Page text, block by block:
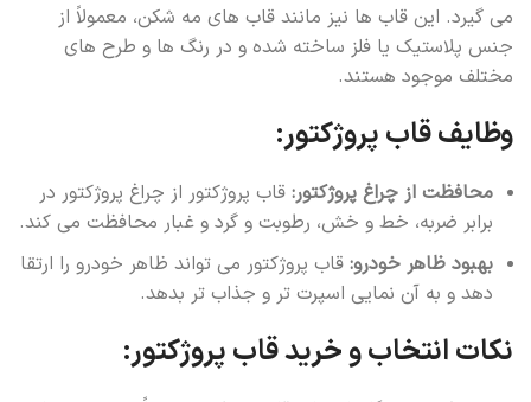
می گیرد. این قاب ها نیز مانند قاب های مه شکن، معمولاً از
جنس پلاستیک یا فلز ساخته شده و در رنگ ها و طرح های
مختلف موجود هستند.
وظایف قاب پروژکتور:
محافظت از چراغ پروژکتور: قاب پروژکتور از چراغ پروژکتور در
برابر ضربه، خط و خش، رطوبت و گرد و غبار محافظت می کند.
بهبود ظاهر خودرو: قاب پروژکتور می تواند ظاهر خودرو را ارتقا
دهد و به آن نمایی اسپرت تر و جذاب تر بدهد.
نکات انتخاب و خرید قاب پروژکتور: